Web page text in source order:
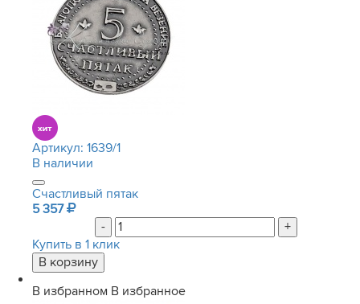
Артикул: 1639/1
В наличии
Счастливый пятак
5 357
-
+
Купить в 1 клик
В избранном В избранное